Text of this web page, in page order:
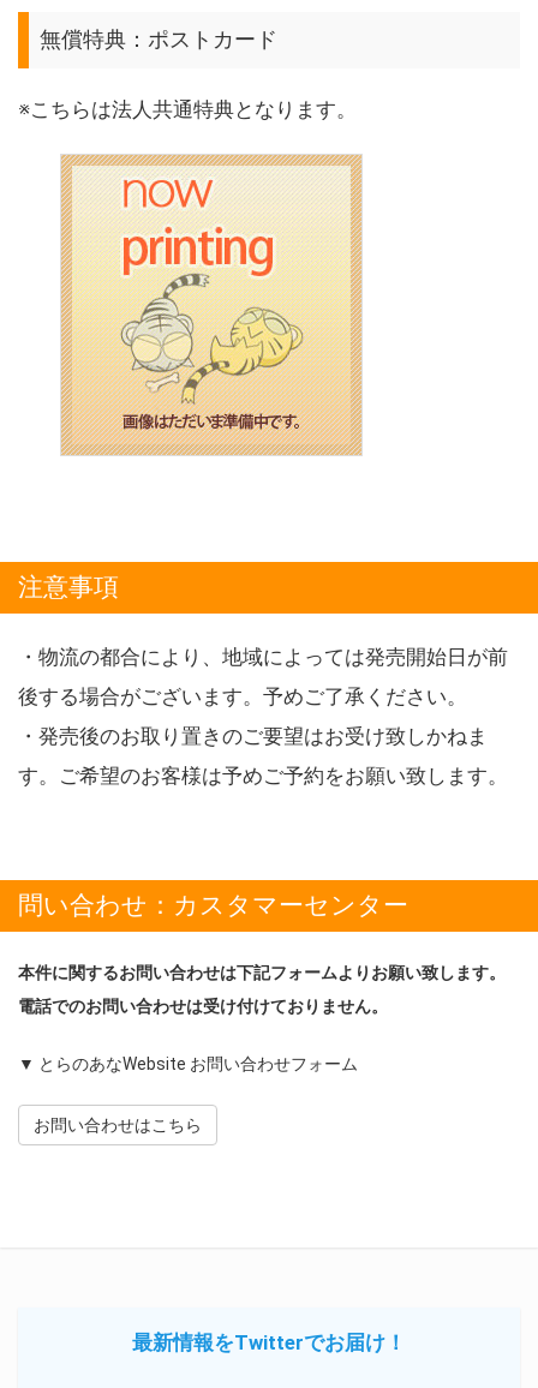
無償特典：ポストカード
※こちらは法人共通特典となります。
注意事項
・物流の都合により、地域によっては発売開始日が前
後する場合がございます。予めご了承ください。
・発売後のお取り置きのご要望はお受け致しかねま
す。ご希望のお客様は予めご予約をお願い致します。
問い合わせ：カスタマーセンター
本件に関するお問い合わせは下記フォームよりお願い致します。
電話でのお問い合わせは受け付けておりません。
▼ とらのあなWebsite お問い合わせフォーム
お問い合わせはこちら
最新情報をTwitterでお届け！